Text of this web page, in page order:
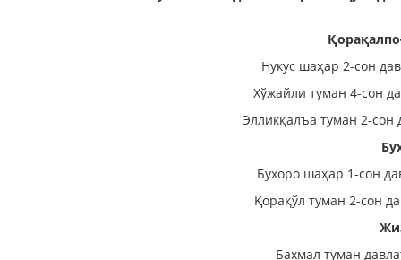
Нукус шаҳар 2-сон
Хўжайли туман 4-сон
Элликқалъа туман 2-сон
Бухоро шаҳар 1-сон
Қорақўл туман 2-сон
Бахмал туман